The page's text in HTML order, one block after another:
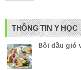
THÔNG TIN Y HỌC
Bôi dầu gió